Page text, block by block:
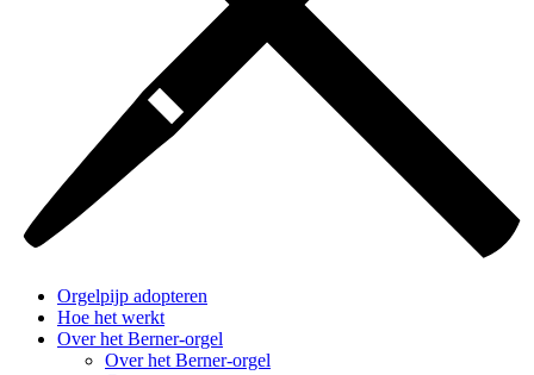
Orgelpijp adopteren
Hoe het werkt
Over het Berner-orgel
Over het Berner-orgel